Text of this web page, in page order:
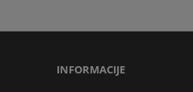
INFORMACIJE